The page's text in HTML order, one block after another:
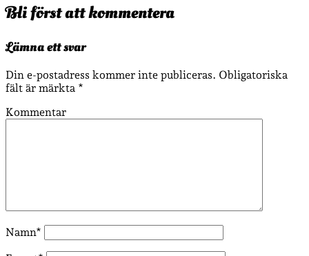
Bli först att kommentera
Lämna ett svar
Din e-postadress kommer inte publiceras. Obligatoriska
fält är märkta *
Kommentar
Namn*